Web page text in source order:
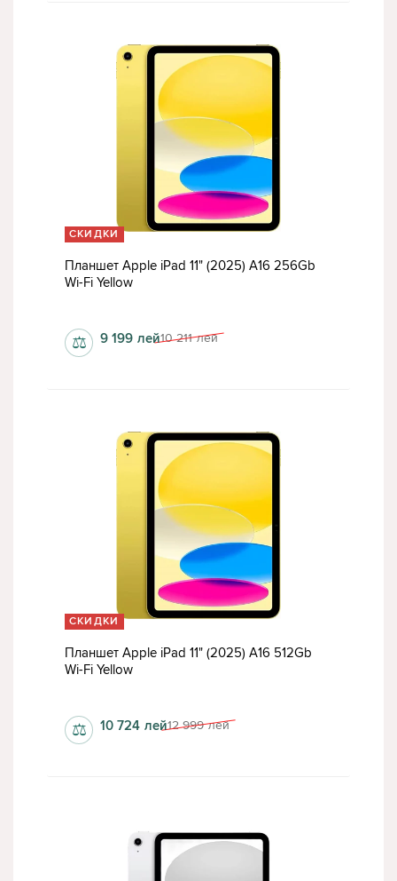
СКИДКИ
Планшет Apple iPad 11" (2025) A16 256Gb
Wi-Fi Yellow
8 Гб 10 211 лей
9 199 лей
⚖
СКИДКИ
Планшет Apple iPad 11" (2025) A16 512Gb
Wi-Fi Yellow
6 Гб 12 999 лей
10 724 лей
⚖